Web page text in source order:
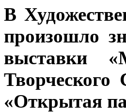
В
произошло
выставки
Творческого
«Открытая